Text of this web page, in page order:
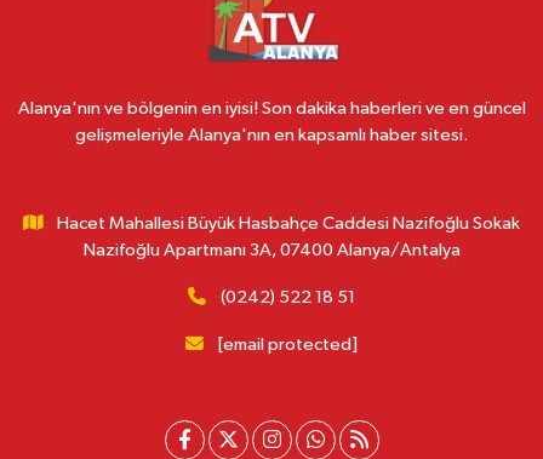
Alanya'nın ve bölgenin en iyisi! Son dakika haberleri ve en güncel
gelişmeleriyle Alanya'nın en kapsamlı haber sitesi.
Hacet Mahallesi Büyük Hasbahçe Caddesi Nazifoğlu Sokak
Nazifoğlu Apartmanı 3A, 07400 Alanya/Antalya
(0242) 522 18 51
[email protected]